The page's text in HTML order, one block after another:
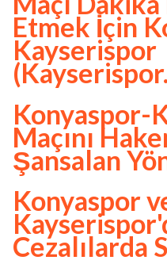
Etmek İçin
Kayserispor
Konyaspor-
Maçını
Şansalan
Konyaspor
Cezalılarda